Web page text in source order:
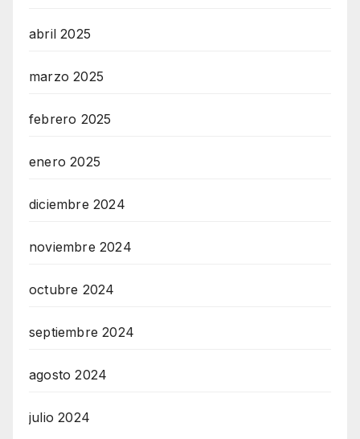
abril 2025
marzo 2025
febrero 2025
enero 2025
diciembre 2024
noviembre 2024
octubre 2024
septiembre 2024
agosto 2024
julio 2024